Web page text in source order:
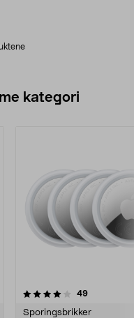
kategori
49
Sporingsbrikker
4.5 av 5 stjerner